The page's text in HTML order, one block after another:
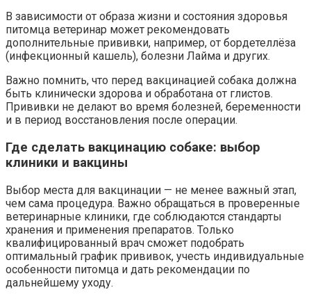
В зависимости от образа жизни и состояния здоровья
питомца ветеринар может рекомендовать
дополнительные прививки, например, от бордетеллёза
(инфекционный кашель), болезни Лайма и других.
Важно помнить, что перед вакцинацией собака должна
быть клинически здорова и обработана от глистов.
Прививки не делают во время болезней, беременности
и в период восстановления после операции.
Где сделать вакцинацию собаке: выбор
клиники и вакцины
Выбор места для вакцинации — не менее важный этап,
чем сама процедура. Важно обращаться в проверенные
ветеринарные клиники, где соблюдаются стандарты
хранения и применения препаратов. Только
квалифицированный врач сможет подобрать
оптимальный график прививок, учесть индивидуальные
особенности питомца и дать рекомендации по
дальнейшему уходу.